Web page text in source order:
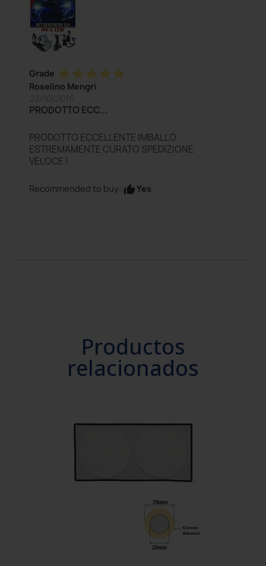
Grade star star star star star
Roselino Mengri
PRODOTTO ECC...
PRODOTTO ECCELLENTE IMBALLO
ESTREMAMENTE CURATO SPEDIZIONE
VELOCE !
Recommended to buy: thumb_upYes
Productos
relacionados